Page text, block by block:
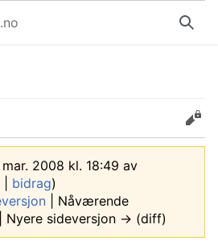
Søk
Rediger
2008 kl. 18:49 av
bidrag)
| Nåværende
Nyere sideversjon → (diff)